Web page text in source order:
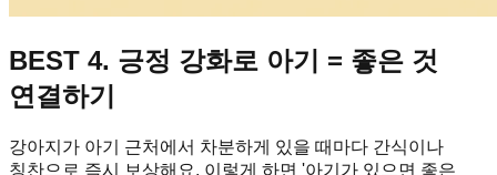
BEST 4. 긍정 강화로 아기 = 좋은 것
연결하기
강아지가 아기 근처에서 차분하게 있을 때마다 간식이나
칭찬으로 즉시 보상해요. 이렇게 하면 '아기가 있으면 좋은